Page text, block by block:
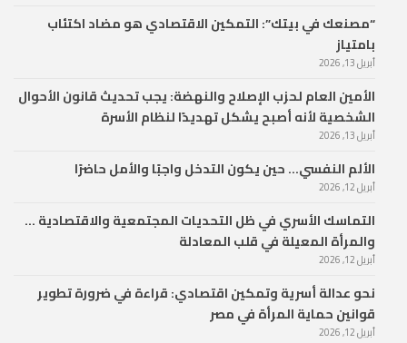
“مصنعك في بيتك”: التمكين الاقتصادي هو مضاد اكتئاب
بامتياز
أبريل 13, 2026
الأمين العام لحزب الإصلاح والنهضة: يجب تحديث قانون الأحوال
الشخصية لأنه أصبح يشكل تهديدًا لنظام الأسرة
أبريل 13, 2026
الألم النفسي… حين يكون التدخل واجبًا والأمل حاضرًا
أبريل 12, 2026
التماسك الأسري في ظل التحديات المجتمعية والاقتصادية …
والمرأة المعيلة في قلب المعادلة
أبريل 12, 2026
نحو عدالة أسرية وتمكين اقتصادي: قراءة في ضرورة تطوير
قوانين حماية المرأة في مصر
أبريل 12, 2026